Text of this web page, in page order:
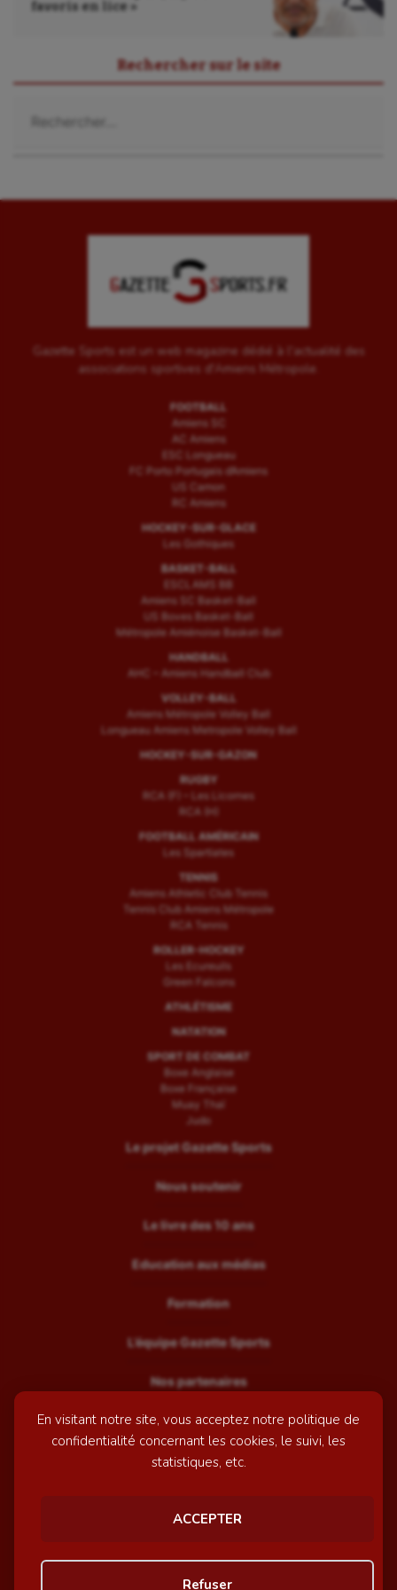
En visitant notre site, vous acceptez notre politique de
confidentialité concernant les cookies, le suivi, les
statistiques, etc.
ACCEPTER
Refuser
Wakeboard
favoris en lice »
Rechercher sur le site
Gazette Sports est un web magazine dédié à l'actualité des
associations sportives d'Amiens Métropole.
FOOTBALL
Amiens SC
AC Amiens
ESC Longueau
FC Porto Portugais d’Amiens
US Camon
RC Amiens
HOCKEY-SUR-GLACE
Les Gothiques
BASKET-BALL
ESCLAMS BB
Amiens SC Basket-Ball
US Boves Basket-Ball
Métropole Amiénoise Basket-Ball
HANDBALL
AHC – Amiens Handball Club
VOLLEY-BALL
Amiens Métropole Volley Ball
Longueau Amiens Metropole Volley Ball
HOCKEY-SUR-GAZON
RUGBY
RCA (F) – Les Licornes
RCA (H)
FOOTBALL AMÉRICAIN
Les Spartiates
TENNIS
Amiens Athletic Club Tennis
Tennis Club Amiens Métropole
RCA Tennis
ROLLER-HOCKEY
Les Ecureuils
Green Falcons
ATHLÉTISME
NATATION
SPORT DE COMBAT
Boxe Anglaise
Boxe Française
Muay Thaï
Judo
Le projet Gazette Sports
Nous soutenir
Le livre des 10 ans
Education aux médias
Formation
L’équipe Gazette Sports
Nos partenaires
Recrutement
Mentions légales
© GazetteSports - 2026 | Site internet réalisé par